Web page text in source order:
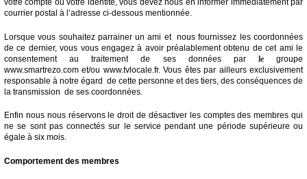
votre compte ou votre identité, vous devez nous en informer immédiatement par
courrier postal à l’adresse ci-dessous mentionnée.
Lorsque vous souhaitez parrainer un ami et nous fournissez les coordonnées
de ce dernier, vous vous engagez à avoir préalablement obtenu de cet ami le
consentement au traitement de ses données par legroupe
www.smartrezo.com et/ou www.tvlocale.fr. Vous êtes par ailleurs exclusivement
responsable à notre égard de cette personne et des tiers, des conséquences de
la transmission de ses coordonnées.
Enfin nous nous réservons le droit de désactiver les comptes des membres qui
ne se sont pas connectés sur le service pendant une période supérieure ou
égale à six mois.
Comportement des membres